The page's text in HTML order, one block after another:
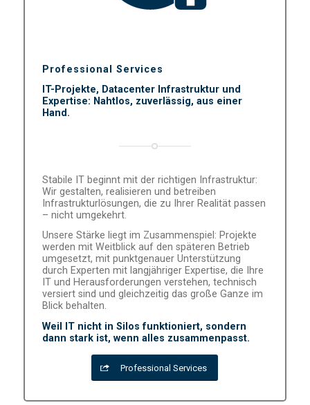
Professional Services
IT-Projekte, Datacenter Infrastruktur und
Expertise: Nahtlos, zuverlässig, aus einer
Hand.
Stabile IT beginnt mit der richtigen Infrastruktur:
Wir gestalten, realisieren und betreiben
Infrastrukturlösungen, die zu Ihrer Realität passen
– nicht umgekehrt.
Unsere Stärke liegt im Zusammenspiel: Projekte
werden mit Weitblick auf den späteren Betrieb
umgesetzt, mit punktgenauer Unterstützung
durch Experten mit langjähriger Expertise, die Ihre
IT und Herausforderungen verstehen, technisch
versiert sind und gleichzeitig das große Ganze im
Blick behalten.
Weil IT nicht in Silos funktioniert, sondern
dann stark ist, wenn alles zusammenpasst.
Professional Services